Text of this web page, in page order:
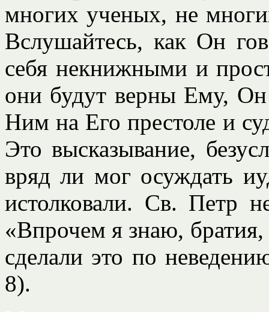
многих ученых, не
Вслушайтесь, как Он
себя некнижными и
они будут верны Ему, Он
Ним на Его престоле и
Это высказывание,
вряд ли мог осуждать
истолковали. Св. Петр
«Впрочем я знаю,
сделали это по
8).